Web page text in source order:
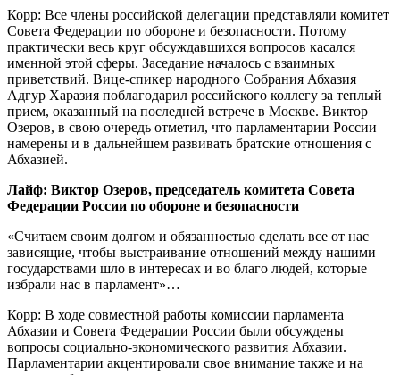
Корр: Все члены российской делегации представляли комитет
Совета Федерации по обороне и безопасности. Потому
практически весь круг обсуждавшихся вопросов касался
именной этой сферы. Заседание началось с взаимных
приветствий. Вице-спикер народного Собрания Абхазия
Адгур Харазия поблагодарил российского коллегу за теплый
прием, оказанный на последней встрече в Москве. Виктор
Озеров, в свою очередь отметил, что парламентарии России
намерены и в дальнейшем развивать братские отношения с
Абхазией.
Лайф: Виктор Озеров, председатель комитета Совета
Федерации России по обороне и безопасности
«Считаем своим долгом и обязанностью сделать все от нас
зависящие, чтобы выстраивание отношений между нашими
государствами шло в интересах и во благо людей, которые
избрали нас в парламент»…
Корр: В ходе совместной работы комиссии парламента
Абхазии и Совета Федерации России были обсуждены
вопросы социально-экономического развития Абхазии.
Парламентарии акцентировали свое внимание также и на